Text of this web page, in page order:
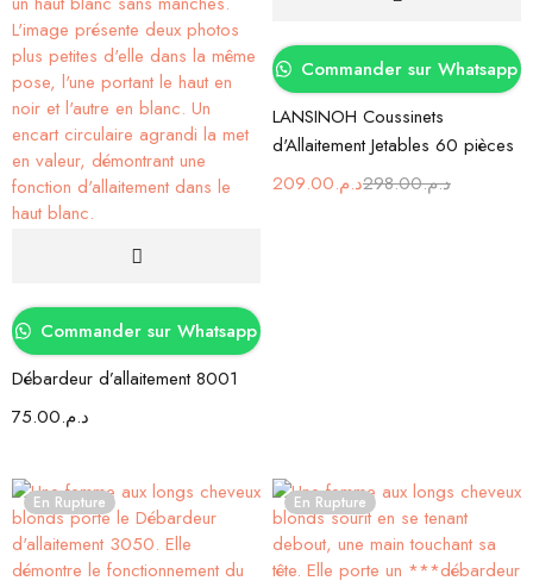
Commander sur Whatsapp
Débardeur d’allaitement 8001
د.م.75.00
Commander sur Whatsapp
LANSINOH Coussinets
d'Allaitement Jetables 60 pièces
د.م.298.00د.م.209.00
En Rupture En Rupture